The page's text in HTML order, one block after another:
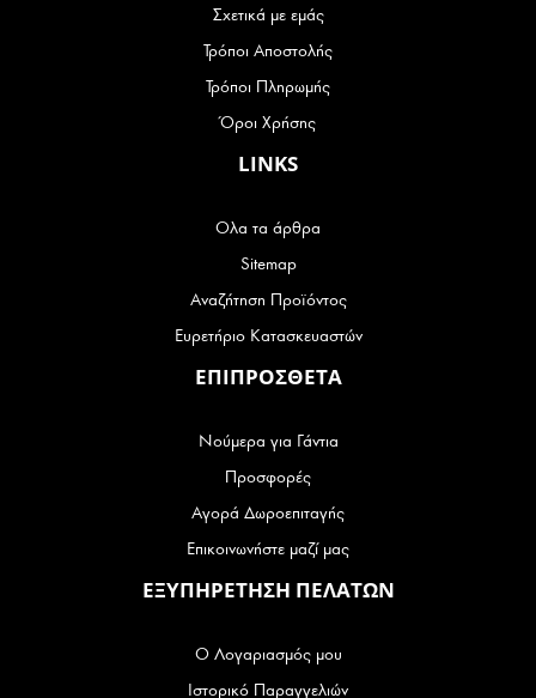
Σχετικά με εμάς
Τρόποι Αποστολής
Τρόποι Πληρωμής
Όροι Χρήσης
LINKS
Ολα τα άρθρα
Sitemap
Αναζήτηση Προϊόντος
Ευρετήριο Κατασκευαστών
ΕΠΙΠΡΟΣΘΕΤΑ
Νούμερα για Γάντια
Προσφορές
Αγορά Δωροεπιταγής
Επικοινωνήστε μαζί μας
ΕΞΥΠΗΡΕΤΗΣΗ ΠΕΛΑΤΩΝ
Ο Λογαριασμός μου
Ιστορικό Παραγγελιών